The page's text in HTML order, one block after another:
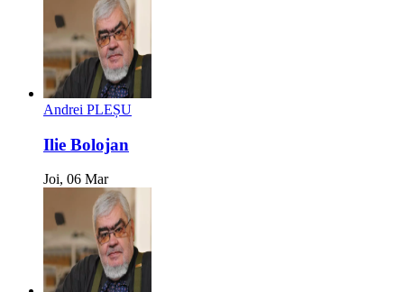
Andrei PLEȘU
Ilie Bolojan
Joi, 06 Mar